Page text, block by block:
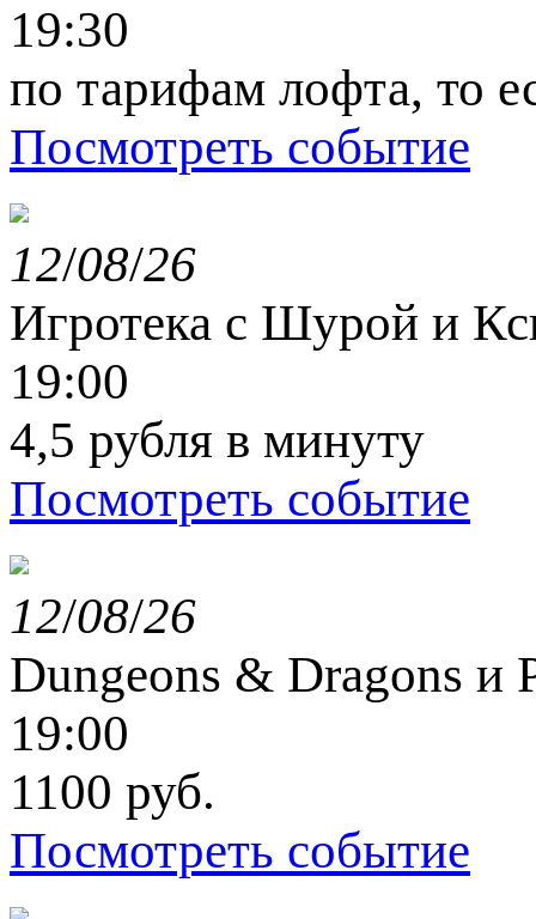
19:30
по тарифам лофта, то
Посмотреть событие
12/08/26
Игротека с Шурой и
19:00
4,5 рубля в минуту
Посмотреть событие
12/08/26
Dungeons & Dragons и
19:00
1100 руб.
Посмотреть событие